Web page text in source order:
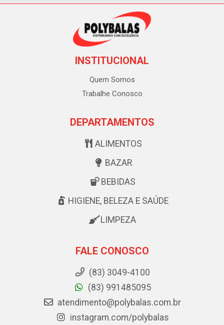
INSTITUCIONAL
Quem Somos
Trabalhe Conosco
DEPARTAMENTOS
ALIMENTOS
BAZAR
BEBIDAS
HIGIENE, BELEZA E SAÚDE
LIMPEZA
FALE CONOSCO
(83) 3049-4100
(83) 991485095
atendimento@polybalas.com.br
instagram.com/polybalas